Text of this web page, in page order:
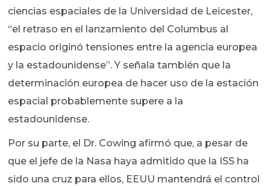
ciencias espaciales de la Universidad de Leicester,
“el retraso en el lanzamiento del Columbus al
espacio originó tensiones entre la agencia europea
y la estadounidense”. Y señala también que la
determinación europea de hacer uso de la estación
espacial probablemente supere a la
estadounidense.
Por su parte, el Dr. Cowing afirmó que, a pesar de
que el jefe de la Nasa haya admitido que la ISS ha
sido una cruz para ellos, EEUU mantendrá el control